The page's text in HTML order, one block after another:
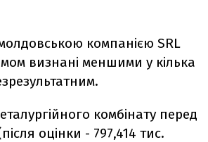
компанією SRL
визнані меншими у кілька
комбінату перед
оцінки - 797,414 тис.